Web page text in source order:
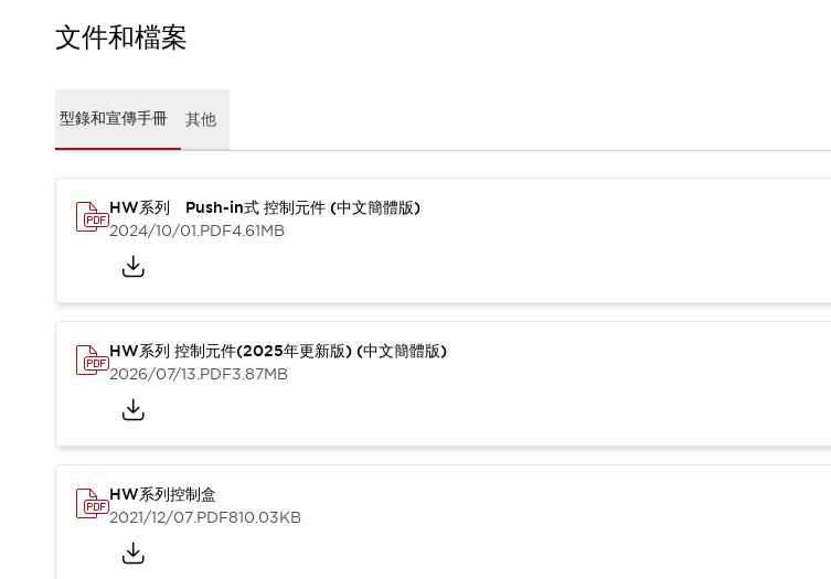
安全及其未來
從基礎了解安全元件
型錄和宣傳手冊
軟體下載
邏輯模擬器
產品資安通知
促銷活動
服務據點
產品變更/停產通知
文件和檔案
型錄和宣傳手冊 其他
HW系列 Push-in式 控制元件 (中文簡體版)
2024/10/01.PDF4.61MB
HW系列 控制元件(2025年更新版) (中文簡體版)
2026/07/13.PDF3.87MB
HW系列控制盒
2021/12/07.PDF810.03KB